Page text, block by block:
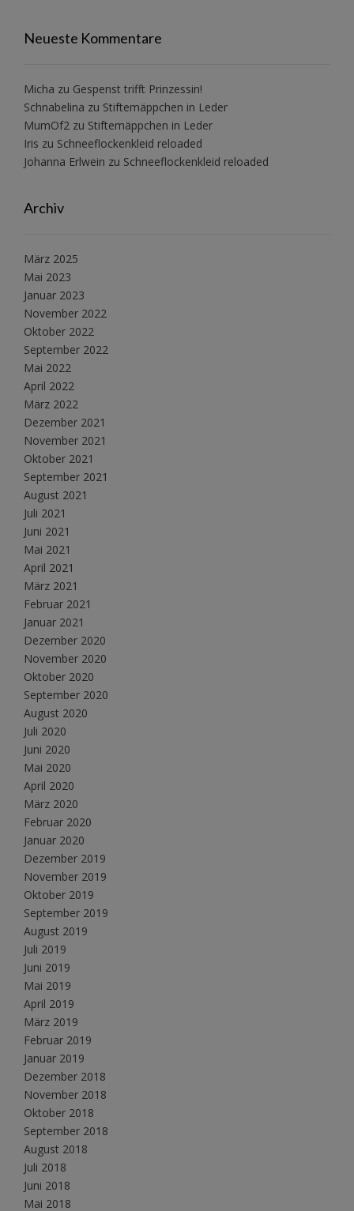
Neueste Kommentare
Micha zu Gespenst trifft Prinzessin!
Schnabelina zu Stiftemäppchen in Leder
MumOf2 zu Stiftemäppchen in Leder
Iris zu Schneeflockenkleid reloaded
Johanna Erlwein zu Schneeflockenkleid reloaded
Archiv
März 2025
Mai 2023
Januar 2023
November 2022
Oktober 2022
September 2022
Mai 2022
April 2022
März 2022
Dezember 2021
November 2021
Oktober 2021
September 2021
August 2021
Juli 2021
Juni 2021
Mai 2021
April 2021
März 2021
Februar 2021
Januar 2021
Dezember 2020
November 2020
Oktober 2020
September 2020
August 2020
Juli 2020
Juni 2020
Mai 2020
April 2020
März 2020
Februar 2020
Januar 2020
Dezember 2019
November 2019
Oktober 2019
September 2019
August 2019
Juli 2019
Juni 2019
Mai 2019
April 2019
März 2019
Februar 2019
Januar 2019
Dezember 2018
November 2018
Oktober 2018
September 2018
August 2018
Juli 2018
Juni 2018
Mai 2018